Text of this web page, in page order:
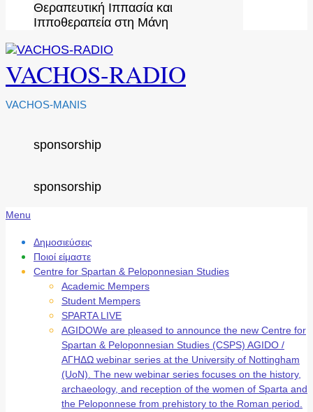
Θεραπευτική Ιππασία και
Ιπποθεραπεία στη Μάνη
VACHOS-RADIO
VACHOS-MANIS
sponsorship
sponsorship
Secondary
Menu
Menu
Δημοσιεύσεις
Ποιοί είμαστε
Centre for Spartan & Peloponnesian Studies
Academic Mempers
Student Mempers
SPARTA LIVE
AGIDOWe are pleased to announce the new Centre for
Spartan & Peloponnesian Studies (CSPS) AGIDO /
ΑΓΗΔΩ webinar series at the University of Nottingham
(UoN). The new webinar series focuses on the history,
archaeology, and reception of the women of Sparta and
the Peloponnese from prehistory to the Roman period.